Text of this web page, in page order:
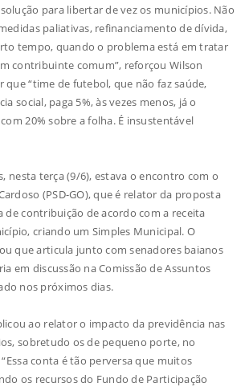
para libertar de vez os municípios. Não
paliativas, refinanciamento de dívida,
tempo, quando o problema está em tratar
contribuinte comum”, reforçou Wilson
que “time de futebol, que não faz saúde,
social, paga 5%, às vezes menos, já o
20% sobre a folha. É insustentável
nesta terça (9/6), estava o encontro com o
(PSD-GO), que é relator da proposta
de contribuição de acordo com a receita
criando um Simples Municipal. O
que articula junto com senadores baianos
em discussão na Comissão de Assuntos
nos próximos dias.
ao relator o impacto da previdência nas
sobretudo os de pequeno porte, no
conta é tão perversa que muitos
os recursos do Fundo de Participação